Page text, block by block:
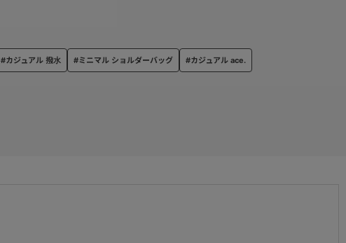
#カジュアル 撥水 #ミニマル ショルダーバッグ #カジュアル ace.